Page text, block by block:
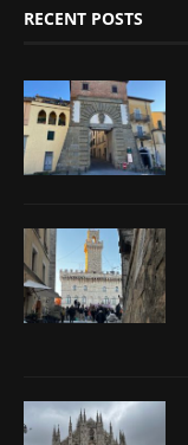
RECENT POSTS